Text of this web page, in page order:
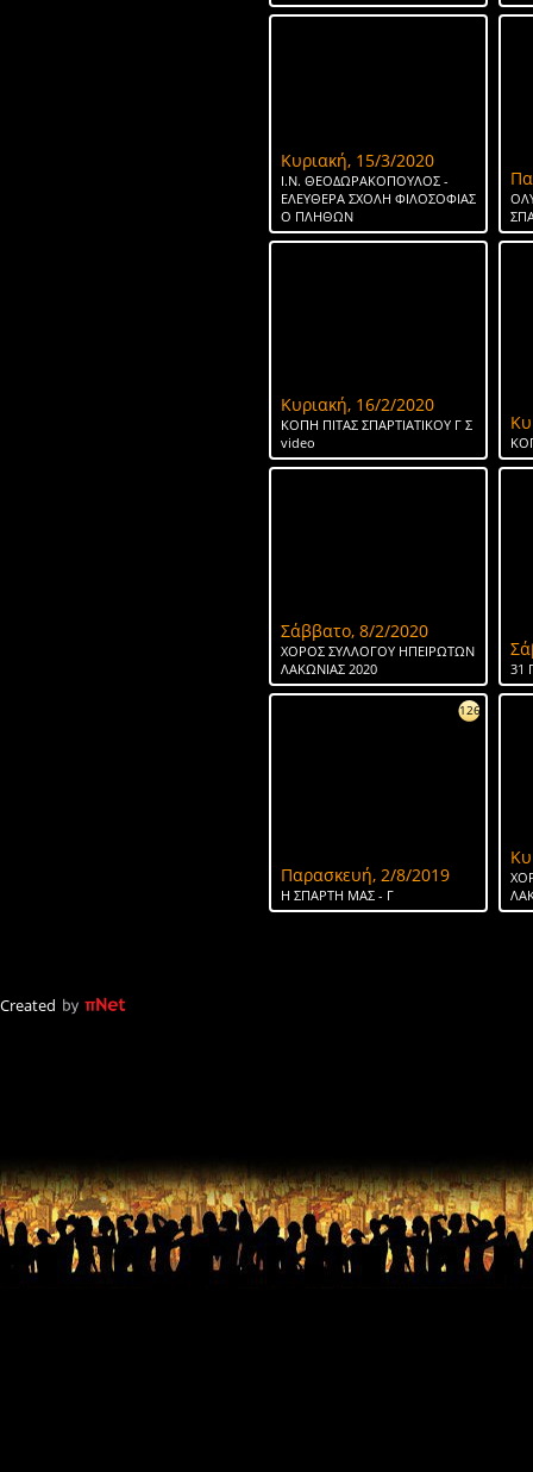
Κυριακή, 15/3/2020
Ι.Ν. ΘΕΟΔΩΡΑΚΟΠΟΥΛΟΣ -
ΕΛΕΥΘΕΡΑ ΣΧΟΛΗ ΦΙΛΟΣΟΦΙΑΣ
Ο ΠΛΗΘΩΝ
Κυριακή, 16/2/2020
ΚΟΠΗ ΠΙΤΑΣ ΣΠΑΡΤΙΑΤΙΚΟΥ Γ Σ
video
Σάββατο, 8/2/2020
ΧΟΡΟΣ ΣΥΛΛΟΓΟΥ ΗΠΕΙΡΩΤΩΝ
ΛΑΚΩΝΙΑΣ 2020
31
126
Παρασκευή, 2/8/2019
H ΣΠΑΡΤΗ ΜΑΣ - Γ
Created